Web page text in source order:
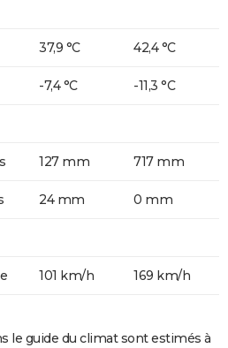
37,9 °C 42,4 °C
-7,4 °C -11,3 °C
127 mm 717 mm
24 mm 0 mm
101 km/h 169 km/h
le guide du climat sont estimés à